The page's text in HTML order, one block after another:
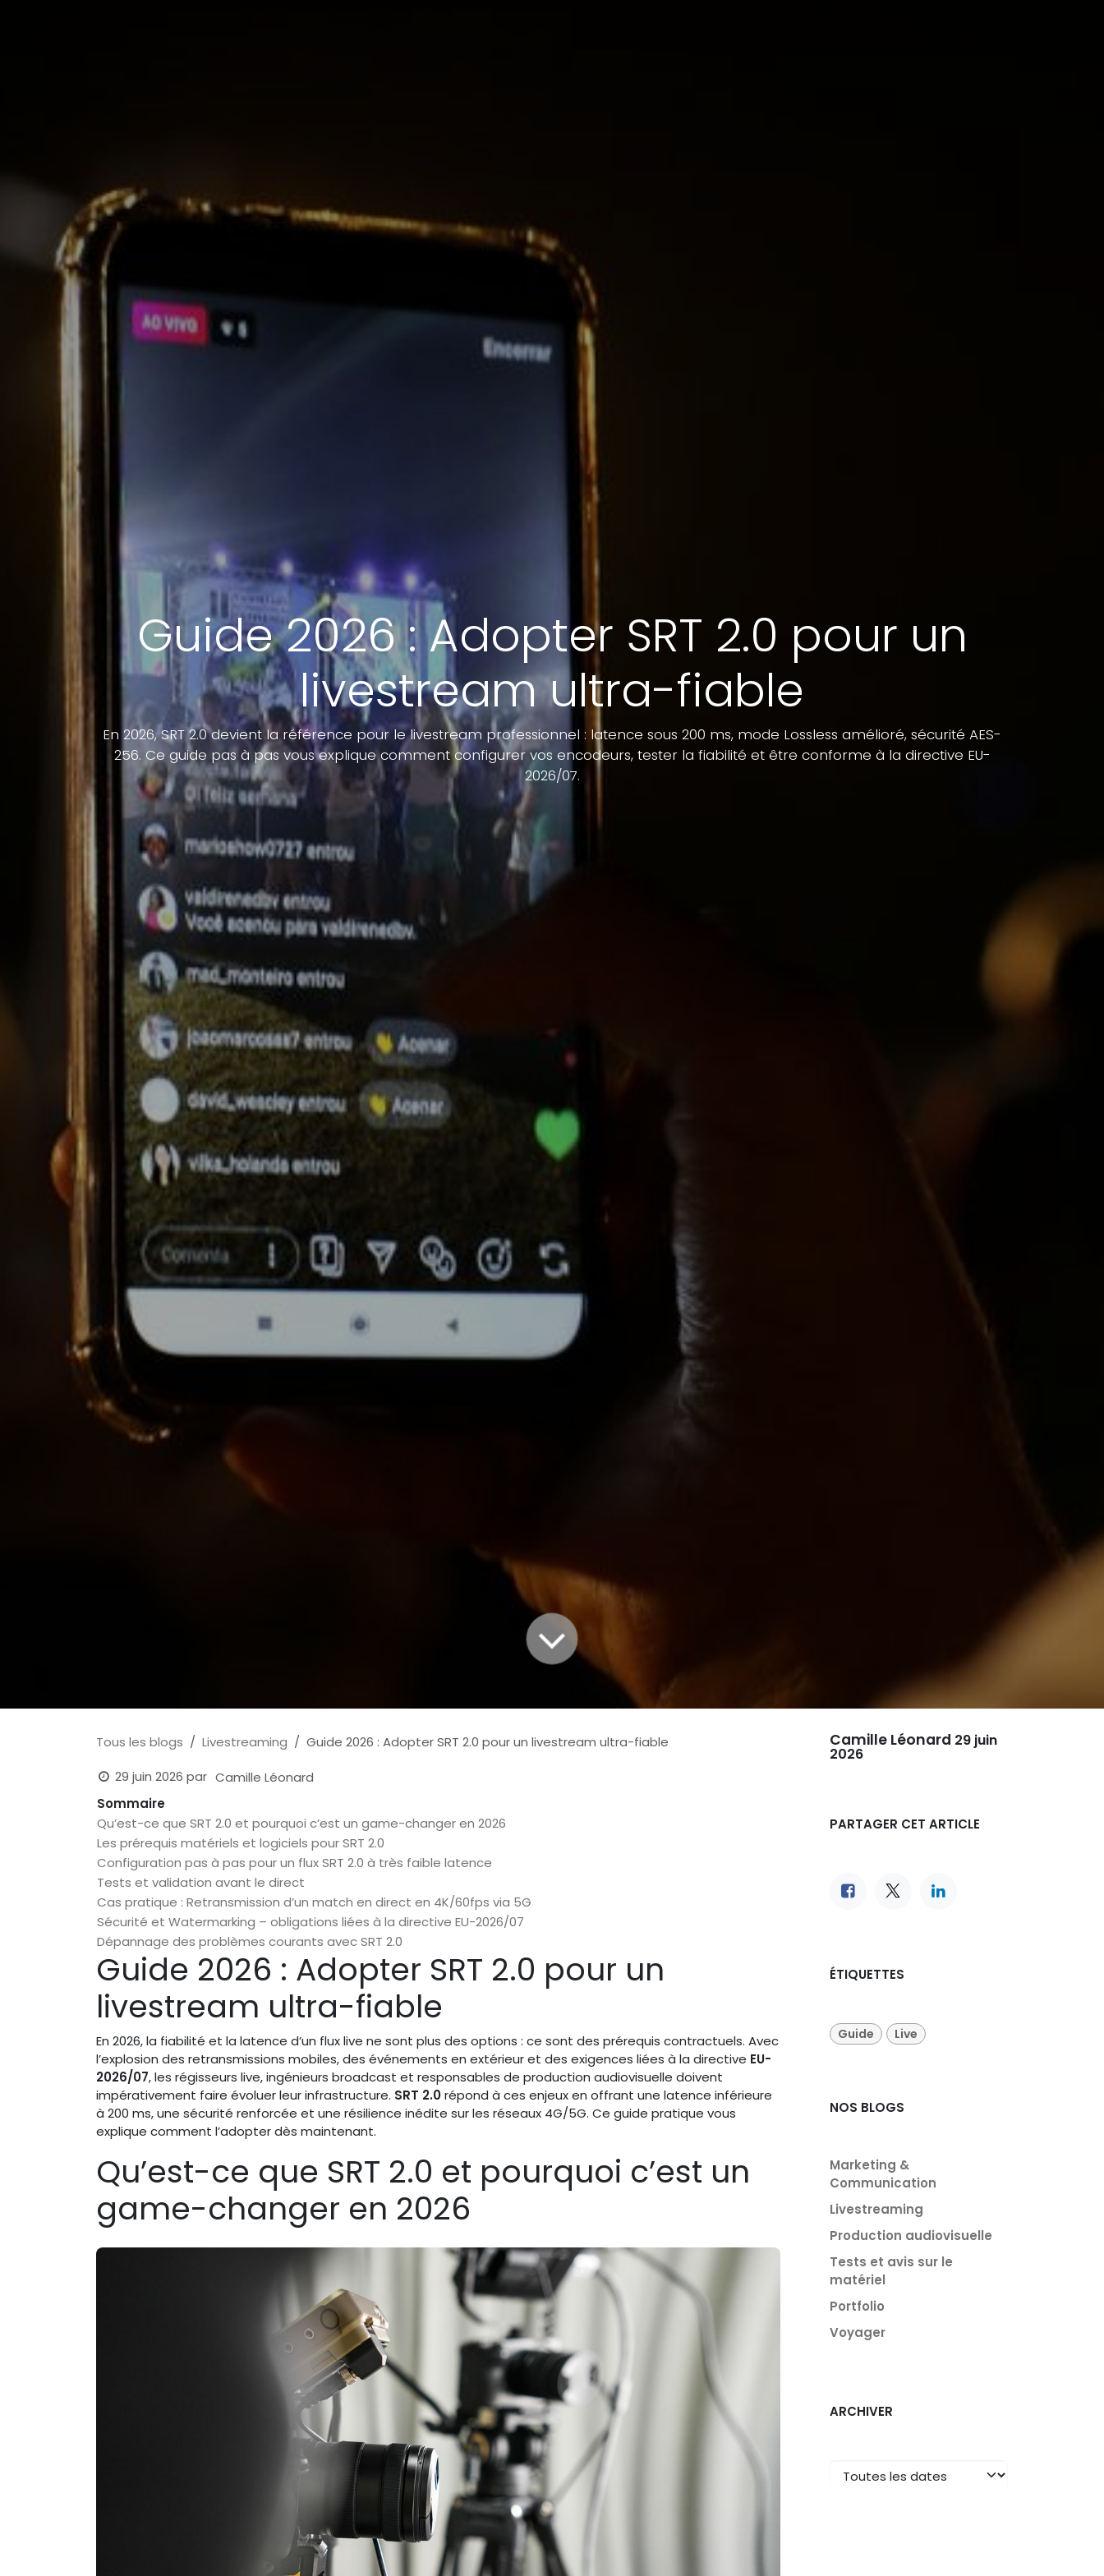
Guide 2026 : Adopter SRT 2.0 pour un
livestream ultra-fiable
En 2026, SRT 2.0 devient la référence pour le livestream professionnel : latence sous 200 ms, mode Lossless amélioré, sécurité AES-
256. Ce guide pas à pas vous explique comment configurer vos encodeurs, tester la fiabilité et être conforme à la directive EU-
2026/07.
Tous les blogs Livestreaming
Guide 2026 : Adopter SRT 2.0 pour un livestream ultra-fiable
29 juin 2026 par Camille Léonard
Sommaire
Qu’est-ce que SRT 2.0 et pourquoi c’est un game-changer en 2026
Les prérequis matériels et logiciels pour SRT 2.0
Configuration pas à pas pour un flux SRT 2.0 à très faible latence
Tests et validation avant le direct
Cas pratique : Retransmission d’un match en direct en 4K/60fps via 5G
Sécurité et Watermarking – obligations liées à la directive EU-2026/07
Dépannage des problèmes courants avec SRT 2.0
Guide 2026 : Adopter SRT 2.0 pour un
livestream ultra-fiable
En 2026, la fiabilité et la latence d’un flux live ne sont plus des options : ce sont des prérequis contractuels. Avec
l’explosion des retransmissions mobiles, des événements en extérieur et des exigences liées à la directive EU-
2026/07, les régisseurs live, ingénieurs broadcast et responsables de production audiovisuelle doivent
impérativement faire évoluer leur infrastructure. SRT 2.0répond à ces enjeux en offrant une latence inférieure
à 200 ms, une sécurité renforcée et une résilience inédite sur les réseaux 4G/5G. Ce guide pratique vous
explique comment l’adopter dès maintenant.
Qu’est-ce que SRT 2.0 et pourquoi c’est un
game-changer en 2026
Camille Léonard 29 juin
2026
PARTAGER CET ARTICLE
ÉTIQUETTES
Guide Live
NOS BLOGS
Marketing &
Communication
Livestreaming
Production audiovisuelle
Tests et avis sur le
matériel
Portfolio
Voyager
ARCHIVER